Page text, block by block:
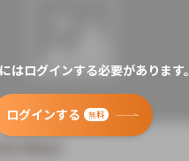
はログインする必要があります。
ログインする 無料